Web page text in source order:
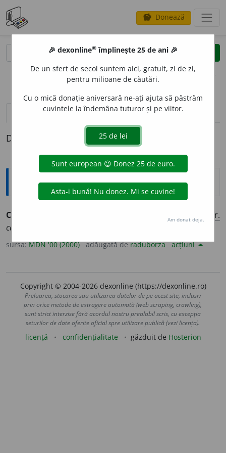
savings Donează
clear
opțiuni
definiții (1) pronunțievolume_up (3)
Definiția cu ID-ul 453055:
Explicative DEX
CADR
fr.
cadrer
sursa:MDN '00 (2000) adăugată deraduborza acțiuni
Copyright © 2004-2026 dexonline (https://dexonline.ro)
Preluarea, stocarea sau utilizarea datelor de pe acest site, inclusiv
prin orice metode de extragere automată (web scraping, crawling),
sunt strict interzise fără acordul nostru prealabil scris, cu excepția
seturilor de date oferite oficial spre utilizare publică (vezi licența).
licență confidențialitate găzduit de Hosterion
🎉 dexonline® împlinește 25 de ani 🎉
De un sfert de secol suntem aici, gratuit, zi de zi,
pentru milioane de căutări.
Cu o mică donație aniversară ne-ați ajuta să păstrăm
cuvintele la îndemâna tuturor și pe viitor.
Am donat deja.